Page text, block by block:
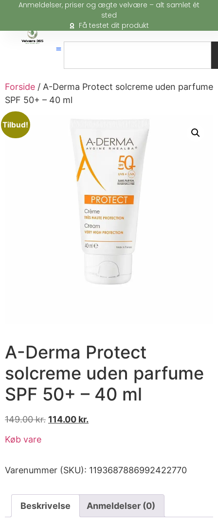
Anmeldelser, priser og ægte velvære – alt samlet ét
sted
Få testet dit produkt
Forside / A-Derma Protect solcreme uden parfume
SPF 50+ – 40 ml
Tilbud!
A-Derma Protect
solcreme uden parfume
SPF 50+ – 40 ml
149.00kr. 114.00 kr.
Køb vare
Varenummer (SKU): 1193687886992422770
Beskrivelse Anmeldelser (0)